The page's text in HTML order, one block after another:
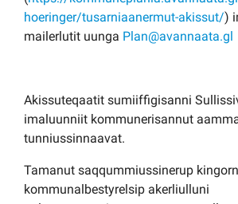
hoeringer/tusarniaanermut-akissut/)
mailerlutit uunga Plan@avannaata.gl
Akissuteqaatit sumiiffigisanni
imaluunniit kommunerisannut
tunniussinnaavat.
Tamanut saqqummiussinerup
kommunalbestyrelsip akerliulluni